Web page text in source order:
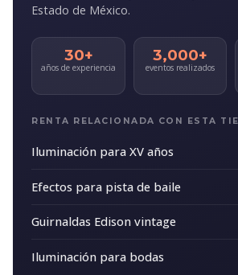
Estado de México.
30+
años de experiencia
3,000+
eventos realizados
RENTA RELACIONADA CON ESTA
Iluminación para XV años
Efectos para pista de baile
Guirnaldas Edison vintage
Iluminación para bodas